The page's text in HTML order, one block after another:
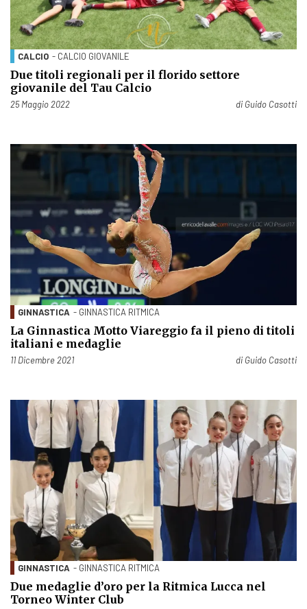
CALCIO - CALCIO GIOVANILE
Due titoli regionali per il florido settore
giovanile del Tau Calcio
Pubblicato il
25 Maggio 2022 di Guido Casotti
GINNASTICA - GINNASTICA RITMICA
La Ginnastica Motto Viareggio fa il pieno di titoli
italiani e medaglie
Pubblicato il
11 Dicembre 2021 di Guido Casotti
GINNASTICA - GINNASTICA RITMICA
Due medaglie d’oro per la Ritmica Lucca nel
Torneo Winter Club